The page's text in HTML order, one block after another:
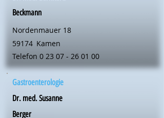
Beckmann
Nordenmauer 18
59174 Kamen
Telefon 0 23 07 - 26 01 00
Gastroenterologie
Dr. med. Susanne
Berger